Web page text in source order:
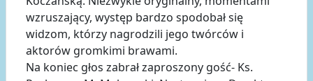
wzruszający, występ bardzo spodobał się
widzom, którzy nagrodzili jego twórców i
aktorów gromkimi brawami.
Na koniec głos zabrał zaproszony gość- Ks.